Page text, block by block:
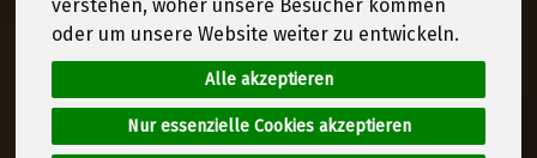
verstehen, woher unsere Besucher kommen
oder um unsere Website weiter zu entwickeln.
Alle akzeptieren
Nur essenzielle Cookies akzeptieren